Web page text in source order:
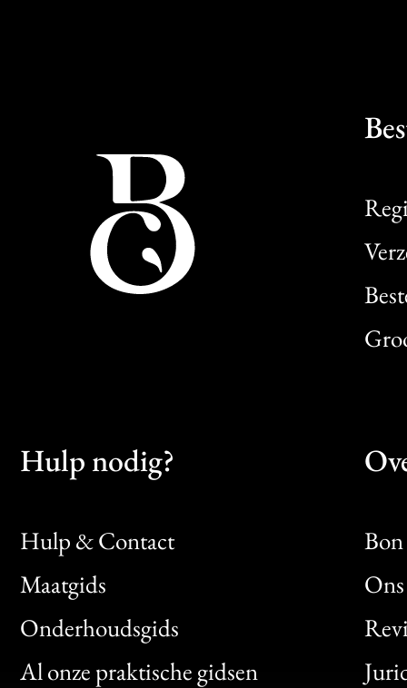
Hulp nodig?
Hulp & Contact
Maatgids
Onderhoudsgids
Al onze praktische gidsen
Bon
Clic